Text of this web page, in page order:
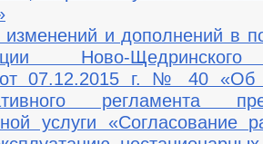
и дополнений в
Ново-
от 07.12.2015 г. № 40 «Об
регламента
услуги «Согласование